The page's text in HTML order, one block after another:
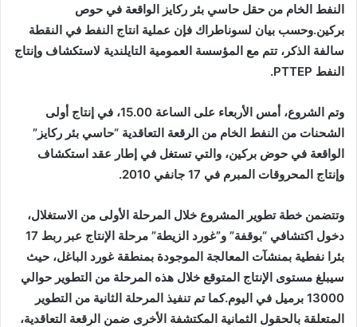
النفط الخام من حقل حاسي بئر ركايز الواقعة في حوص
بركين.وحسب بيان لسوناطراك فإن عملية انتاج النفط في النقطة
سالفة الذكر، تتم مع المؤسسة العمومية التايلندية لاستكشاف وإنتاج
النفط PTTEP
.
وتم الشروع، أمس الأربعاء على الساعة 15.00، في إنتاج أولى
الشحنات من النفط الخام من الرقعة التعاقدية “حاسي بئر ركايز”
الواقعة في حوض بركين، والتي تستغل في إطار عقد استكشاف
وإنتاج المحروقات المبرم في 17 جانفي 2010.
وتتضمن خطة تطوير المشروع خلال المرحلة الأولى من الاستغلال،
دخول اكتشافي “بوقفة” و”غورد الزيطة” مرحلة الإنتاج عبر ربط 17
بئرا نفطية بمنشآت المعالجة الموجودة بمنطقة غورد الباغل، حيث
سيبلغ مستوى الإنتاج المتوقع خلال هذه المرحلة من التطوير حوالي
13000 برميل في اليوم.كما تم تنفيذ المرحلة الثانية من التطوير
المتعلقة بالحقول الثمانية المكتشفة الأخرى ضمن الرقعة التعاقدية،